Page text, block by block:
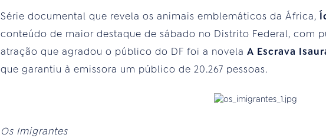
Série documental que revela os animais emblemáticos da África,
conteúdo de maior destaque de sábado no Distrito Federal, com
atração que agradou o público do DF foi a novela A Escrava
que garantiu à emissora um público de 20.267 pessoas.
Os Imigrantes